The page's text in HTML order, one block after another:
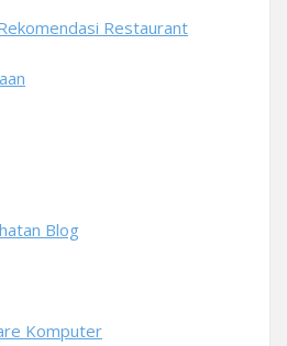
Restaurant
Blog
Komputer